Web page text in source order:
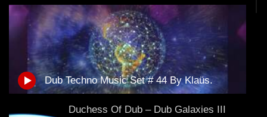
Später
Dub Techno Music Set In The Mix
# 37 By Klaüs.
01:28:57
Dub Techno ||
Thru It
Dub Techno Music Set # 44 By Klaüs.
Duchess Of Dub – Dub Galaxies III